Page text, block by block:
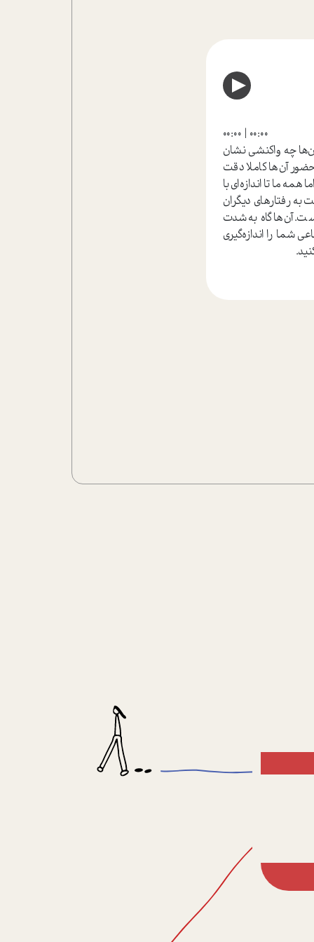
00:00 00:00
چه واكنشي نشان
آن‌ها كاملا دقت
ما تا اندازه‌اي با
رفتارهاي ديگران
آن‌ها گاه به‌شدت
شما را اندازه‌گيري